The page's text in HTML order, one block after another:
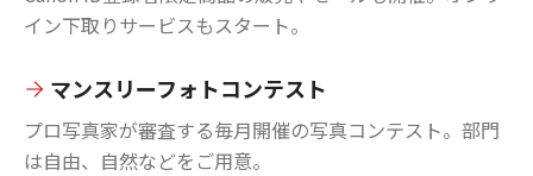
イン下取りサービスもスタート。
マンスリーフォトコンテスト
プロ写真家が審査する毎月開催の写真コンテスト。部門
は自由、自然などをご用意。